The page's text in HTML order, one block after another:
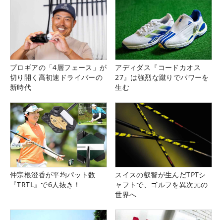
プロギアの「4層フェース」が
切り開く高初速ドライバーの
新時代
アディダス『コードカオス
27』は強烈な蹴りでパワーを
生む
仲宗根澄香が平均パット数
『TRTL』で6人抜き！
スイスの叡智が生んだTPTシ
ャフトで、ゴルフを異次元の
世界へ